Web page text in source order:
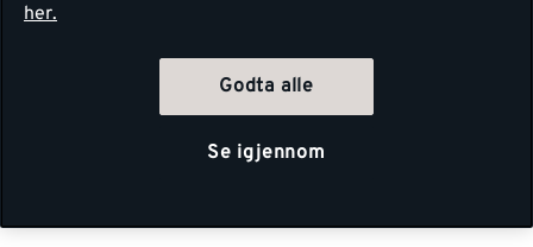
her.
Godta alle
Se igjennom